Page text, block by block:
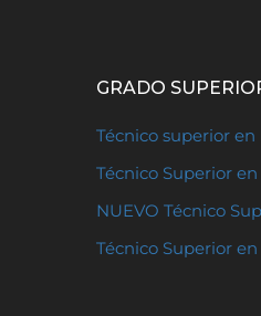
GRADO
Técnico superior
Técnico Superior
NUEVO Técnico
Técnico Superior